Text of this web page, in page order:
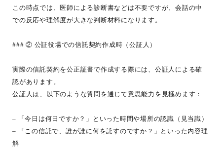
この時点では、医師による診断書などは不要ですが、会話の中
での反応や理解度が大きな判断材料になります。
### ② 公証役場での信託契約作成時（公証人）
実際の信託契約を公正証書で作成する際には、公証人による確
認があります。
公証人は、以下のような質問を通じて意思能力を見極めます：
– 「今日は何日ですか？」といった時間や場所の認識（見当識）
– 「この信託で、誰が誰に何を託すのですか？」といった内容理
解